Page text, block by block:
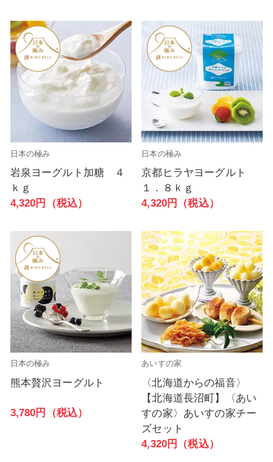
日本の極み
岩泉ヨーグルト加糖 ４
ｋｇ
4,320円（税込）
日本の極み
京都ヒラヤヨーグルト
１．８ｋｇ
4,320円（税込）
日本の極み
熊本贅沢ヨーグルト
3,780円（税込）
あいすの家
〈北海道からの福音〉
【北海道長沼町】〈あい
すの家〉あいすの家チー
ズセット
4,320円（税込）